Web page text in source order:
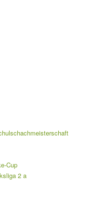
Cup
2 a